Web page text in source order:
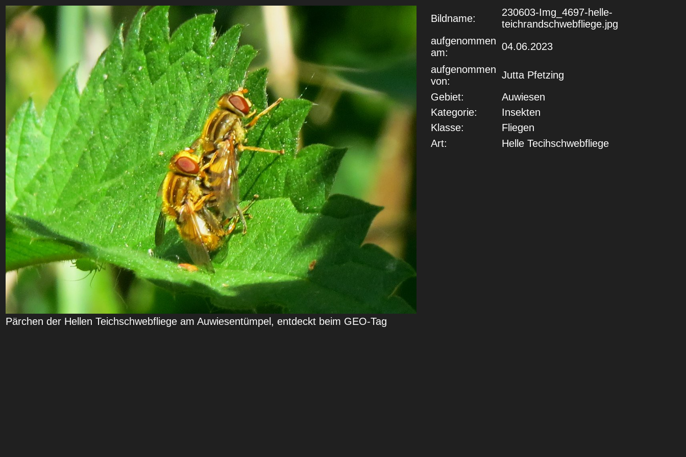
Bildname:
230603-Img_4697-helle-
teichrandschwebfliege.jpg
aufgenommen
am:
04.06.2023
aufgenommen
von:
Jutta Pfetzing
Gebiet:
Auwiesen
Kategorie:
Insekten
Klasse:
Fliegen
Art:
Helle Tecihschwebfliege
Pärchen der Hellen Teichschwebfliege am Auwiesentümpel, entdeckt beim GEO-Tag